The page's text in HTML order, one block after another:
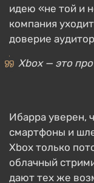
идею «не той и
компания
доверие
Xbox — это
Ибарра уверен,
смартфоны и
Xbox только
облачный
дают тех же